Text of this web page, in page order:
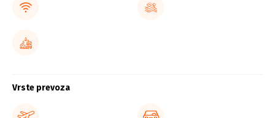
Vrste prevoza